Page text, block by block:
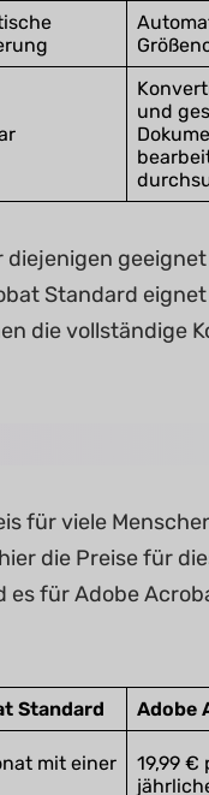
und
diejenigen
Standard
die vollständige
für viele
die Preise für
es für Adobe
Standard Adobe
mit einer
19,99 €